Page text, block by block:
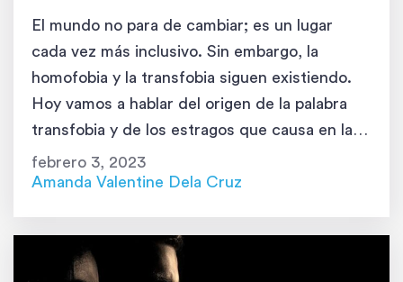
El mundo no para de cambiar; es un lugar
cada vez más inclusivo. Sin embargo, la
homofobia y la transfobia siguen existiendo.
Hoy vamos a hablar del origen de la palabra
transfobia y de los estragos que causa en la
humanidad. Si no te interesa aceptar a las
personas que son diferentes a ti, puedes […]
febrero 3, 2023
Amanda Valentine Dela Cruz